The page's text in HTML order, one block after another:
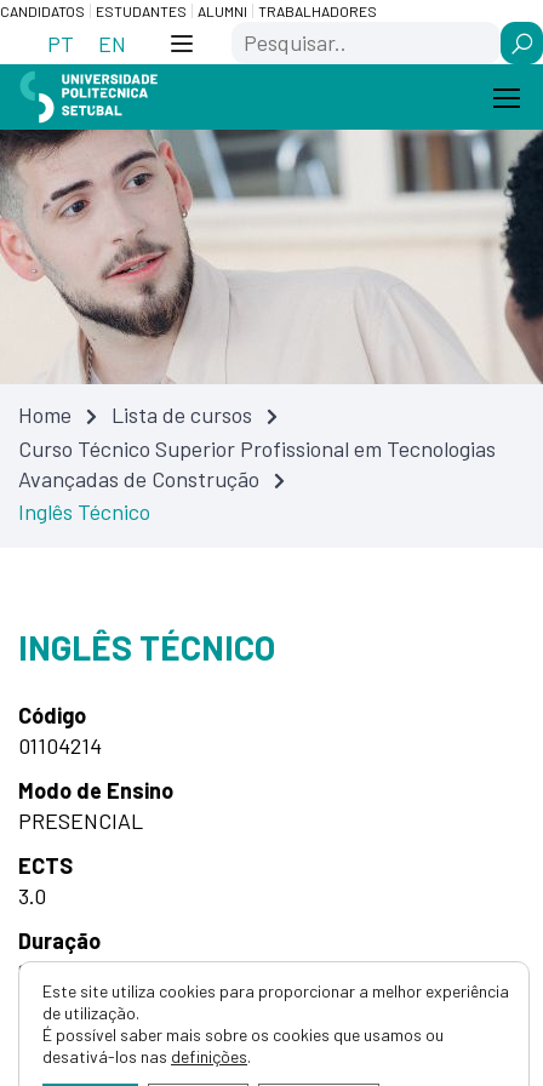
Skip
Content
Saltar
navegação
CANDIDATOS ESTUDANTES ALUMNI TRABALHADORES
PT EN Search
Home
Lista de cursos
Curso Técnico Superior Profissional em Tecnologias
Avançadas de Construção
Inglês Técnico
INGLÊS TÉCNICO
Código
01104214
Modo de Ensino
PRESENCIAL
ECTS
3.0
Duração
Semestral
Horas
30h Teórico-Práticas
Este site utiliza cookies para proporcionar a melhor experiência
de utilização.
É possível saber mais sobre os cookies que usamos ou
desativá-los nas definições.